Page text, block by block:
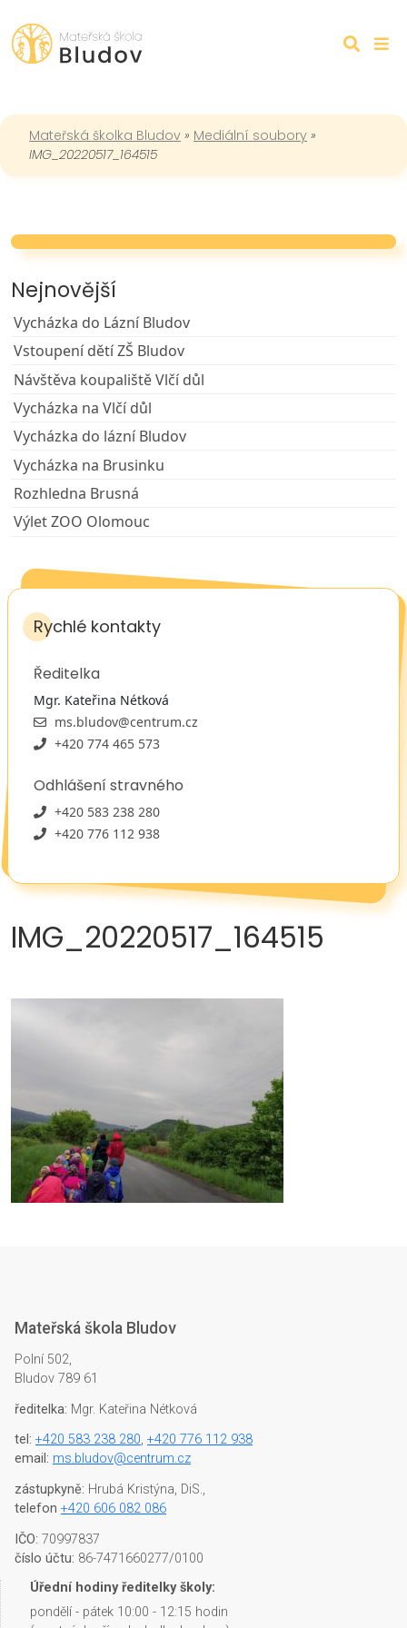
Mateřská školka Bludov » Mediální soubory »
IMG_20220517_164515
Nejnovější
Vycházka do Lázní Bludov
Vstoupení dětí ZŠ Bludov
Návštěva koupaliště Vlčí důl
Vycházka na Vlčí důl
Vycházka do lázní Bludov
Vycházka na Brusinku
Rozhledna Brusná
Výlet ZOO Olomouc
Rychlé kontakty
Ředitelka
Mgr. Kateřina Nétková
ms.bludov@centrum.cz
+420 774 465 573
Odhlášení stravného
+420 583 238 280
+420 776 112 938
IMG_20220517_164515
Mateřská škola Bludov
Polní 502,
Bludov 789 61
ředitelka: Mgr. Kateřina Nétková
tel: +420 583 238 280, +420 776 112 938
email: ms.bludov@centrum.cz
zástupkyně: Hrubá Kristýna, DiS.,
telefon +420 606 082 086
IČO: 70997837
číslo účtu: 86-7471660277/0100
Úřední hodiny ředitelky školy:
pondělí - pátek 10:00 - 12:15 hodin